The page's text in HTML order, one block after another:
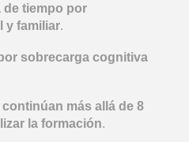
de tiempo por
y familiar.
sobrecarga cognitiva
continúan más allá de 8
la formación.